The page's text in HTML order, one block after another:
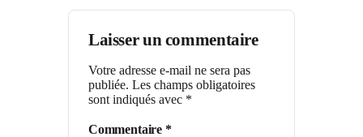
Laisser un commentaire
Votre adresse e-mail ne sera pas
publiée. Les champs obligatoires
sont indiqués avec *
Commentaire *